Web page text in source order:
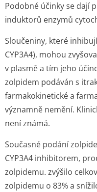
Podobné účinky se dají
induktorů enzymů
Sloučeniny, které
CYP3A4), mohou
v plasmě a tím jeho
zolpidem podáván s
farmakokinetické a
významně nemění.
není známá.
Současné podání
CYP3A4 inhibitorem,
zolpidemu. zvýšilo
zolpidemu o 83% a